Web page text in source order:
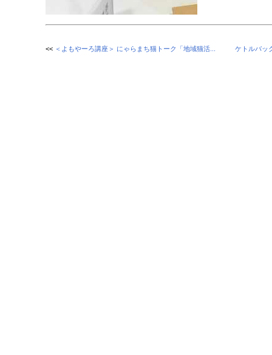
<< ＜よもやーろ講座＞ にゃらまち猫トーク「地域猫活... ケトルバッ